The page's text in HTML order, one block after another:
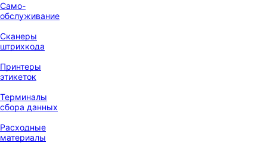
Само-
обслуживание
Сканеры
штрихкода
Принтеры
этикеток
Терминалы
сбора данных
Расходные
материалы